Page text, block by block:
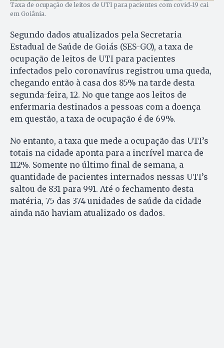
Taxa de ocupação de leitos de UTI para pacientes com covid-19 cai
em Goiânia.
Segundo dados atualizados pela Secretaria
Estadual de Saúde de Goiás (SES-GO), a taxa de
ocupação de leitos de UTI para pacientes
infectados pelo coronavírus registrou uma queda,
chegando então à casa dos 85% na tarde desta
segunda-feira, 12. No que tange aos leitos de
enfermaria destinados a pessoas com a doença
em questão, a taxa de ocupação é de 69%.
No entanto, a taxa que mede a ocupação das UTI’s
totais na cidade aponta para a incrível marca de
112%. Somente no último final de semana, a
quantidade de pacientes internados nessas UTI’s
saltou de 831 para 991. Até o fechamento desta
matéria, 75 das 374 unidades de saúde da cidade
ainda não haviam atualizado os dados.